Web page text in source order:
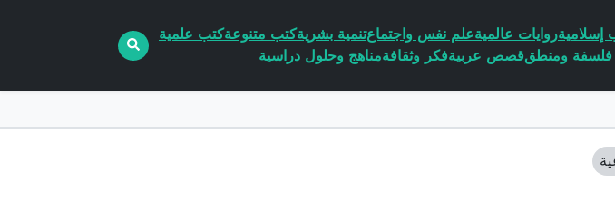
إسلاميةروايات عالميةعلم نفس واجتماعتنمية بشريةكتب متنوعةكتب علمية
فلسفة ومنطققصص عربيةفكر وثقافةمناهج وحلول دراسية